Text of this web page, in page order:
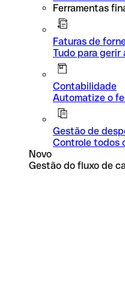
Ferramentas
Faturas de
Tudo para gerir
Contabilidade
Automatize o
Gestão de
Controle todos
Novo
Gestão do fluxo de